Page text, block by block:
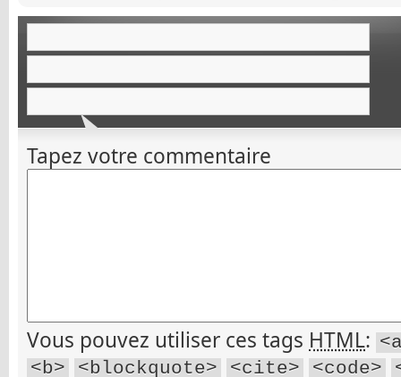
Tapez votre commentaire
Vous pouvez utiliser ces tags HTML:
<b>
<blockquote> <cite> <code>